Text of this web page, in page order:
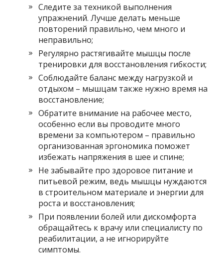
Следите за техникой выполнения
упражнений. Лучше делать меньше
повторений правильно, чем много и
неправильно;
Регулярно растягивайте мышцы после
тренировки для восстановления гибкости;
Соблюдайте баланс между нагрузкой и
отдыхом – мышцам также нужно время на
восстановление;
Обратите внимание на рабочее место,
особенно если вы проводите много
времени за компьютером – правильно
организованная эргономика поможет
избежать напряжения в шее и спине;
Не забывайте про здоровое питание и
питьевой режим, ведь мышцы нуждаются
в строительном материале и энергии для
роста и восстановления;
При появлении болей или дискомфорта
обращайтесь к врачу или специалисту по
реабилитации, а не игнорируйте
симптомы.